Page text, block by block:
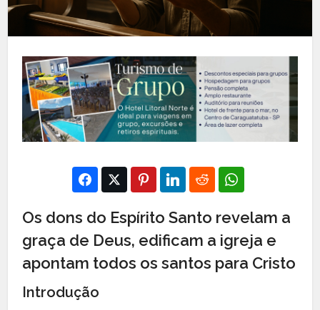
Os dons do Espírito Santo revelam a
graça de Deus, edificam a igreja e
apontam todos os santos para Cristo
Introdução